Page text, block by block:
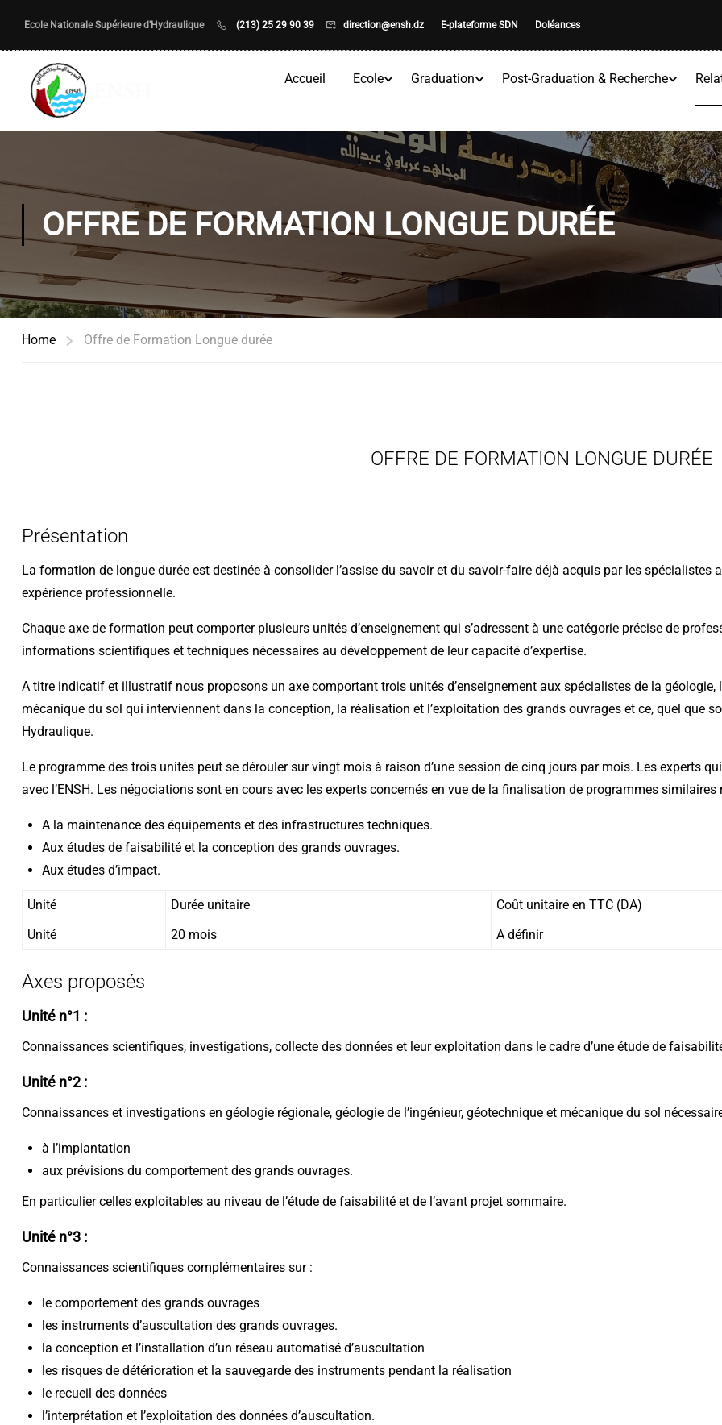
Ecole Nationale Supérieure d'Hydraulique (213) 25 29 90 39 direction@ensh.dz E-plateforme SDN Doléances
Accueil Ecole Graduation Post-Graduation & Recherche
OFFRE DE FORMATION LONGUE DURÉE
Home Offre de Formation Longue durée
OFFRE DE FORMATION LONGUE DURÉE
Présentation
La formation de longue durée est destinée à consolider l’assise du savoir et du savoir-faire déjà acquis par les spécialistes
expérience professionnelle.
Chaque axe de formation peut comporter plusieurs unités d’enseignement qui s’adressent à une catégorie précise de
informations scientifiques et techniques nécessaires au développement de leur capacité d’expertise.
A titre indicatif et illustratif nous proposons un axe comportant trois unités d’enseignement aux spécialistes de la géologie,
mécanique du sol qui interviennent dans la conception, la réalisation et l’exploitation des grands ouvrages et ce, quel que
Hydraulique.
Le programme des trois unités peut se dérouler sur vingt mois à raison d’une session de cinq jours par mois. Les experts
avec l’ENSH. Les négociations sont en cours avec les experts concernés en vue de la finalisation de programmes similaires
A la maintenance des équipements et des infrastructures techniques.
Aux études de faisabilité et la conception des grands ouvrages.
Aux études d’impact.
Unité Durée unitaire
Coût unitaire en TTC (DA)
Unité
20 mois A définir
Axes proposés
Unité n°1 :
Connaissances scientifiques, investigations, collecte des données et leur exploitation dans le cadre d’une étude de
Unité n°2 :
Connaissances et investigations en géologie régionale, géologie de l’ingénieur, géotechnique et mécanique du sol
à l’implantation
aux prévisions du comportement des grands ouvrages.
En particulier celles exploitables au niveau de l’étude de faisabilité et de l’avant projet sommaire.
Unité n°3 :
Connaissances scientifiques complémentaires sur :
le comportement des grands ouvrages
les instruments d’auscultation des grands ouvrages.
la conception et l’installation d’un réseau automatisé d’auscultation
les risques de détérioration et la sauvegarde des instruments pendant la réalisation
le recueil des données
l’interprétation et l’exploitation des données d’auscultation.